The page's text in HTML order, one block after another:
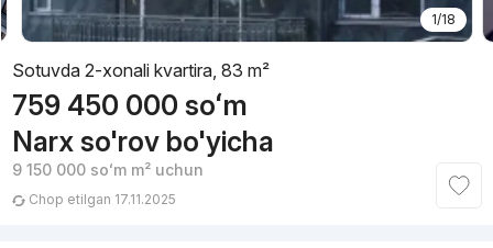
1/18
Sotuvda 2-xonali kvartira, 83 m²
759 450 000 soʻm
Narx so'rov bo'yicha
9 150 000 soʻmm² uchun
Chop etilgan 17.11.2025